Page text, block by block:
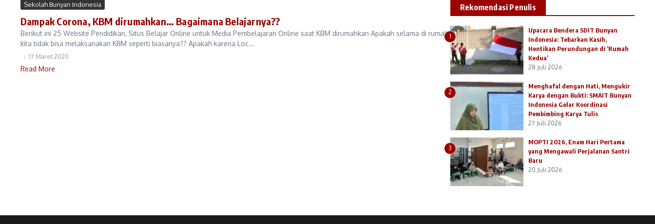
Sekolah Bunyan Indonesia
Dampak Corona, KBM dirumahkan… Bagaimana Belajarnya??
Berikut ini 25 Website Pendidikan, Situs Belajar Online untuk Media Pembelajaran Online saat KBM dirumahkan Apakah selama di rumah
kita tidak bisa melaksanakan KBM seperti biasanya?? Apakah karena Loc...
17 Maret 2020
Read More
Rekomendasi Penulis
1
Upacara Bendera SDIT Bunyan
Indonesia: Tebarkan Kasih,
Hentikan Perundungan di ‘Rumah
Kedua’
28 Juli 2026
2
Menghafal dengan Hati, Mengukir
Karya dengan Bukti: SMAIT Bunyan
Indonesia Gelar Koordinasi
Pembimbing Karya Tulis
27 Juli 2026
3
MOPTI 2026, Enam Hari Pertama
yang Mengawali Perjalanan Santri
Baru
20 Juli 2026